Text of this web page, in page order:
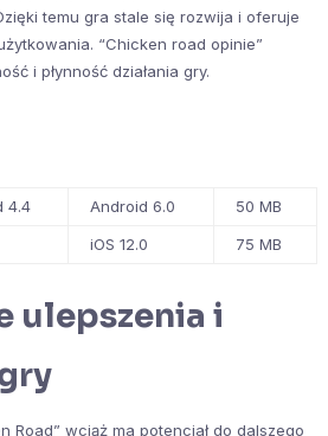
temu gra stale się rozwija i oferuje
“Chicken road opinie”
i płynność działania gry.
4.4 Android 6.0
50 MB
iOS 12.0 75 MB
ulepszenia i
Road” wciąż ma potencjał do dalszego